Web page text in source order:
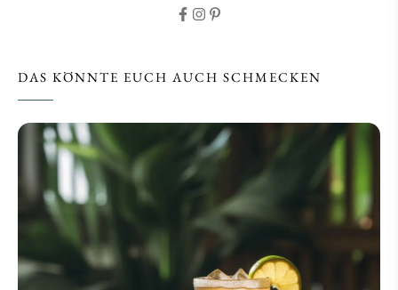
DAS KÖNNTE EUCH AUCH SCHMECKEN